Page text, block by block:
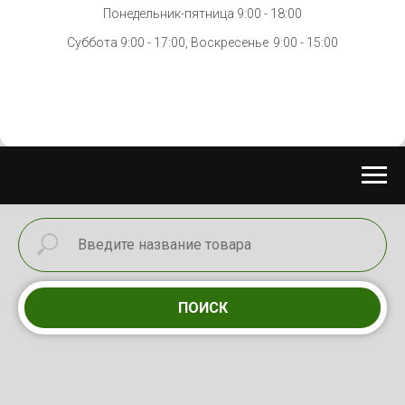
Понедельник-пятница 9:00 - 18:00
Суббота 9:00 - 17:00, Воскресенье 9:00 - 15:00
ПОИСК